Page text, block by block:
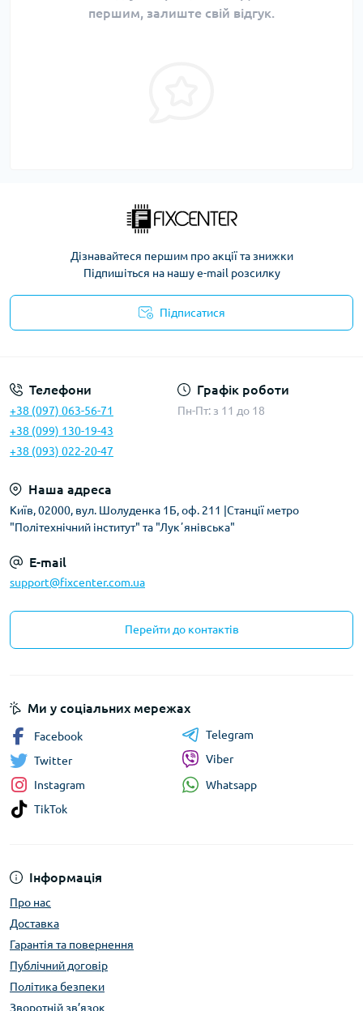
першим, залиште свій відгук.
Дізнавайтеся першим про акції та знижки
Підпишіться на нашу e-mail розсилку
Підписатися
Телефони
+38 (097) 063-56-71
+38 (099) 130-19-43
+38 (093) 022-20-47
Графік роботи
Пн-Пт: з 11 до 18
Наша адреса
Київ, 02000, вул. Шолуденка 1Б, оф. 211 |Станції метро
"Політехнічний інститут" та "Лукʼянівська"
E-mail
support@fixcenter.com.ua
Перейти до контактів
Інформація
Про нас
Доставка
Гарантія та повернення
Публічний договір
Політика безпеки
Зворотній зв’язок
Ми у соціальних мережах
Facebook
Twitter
Instagram
TikTok
Telegram
Viber
Whatsapp